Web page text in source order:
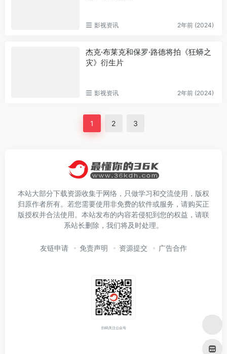
影视资讯 2年前 (2024)
杰克·布莱克和保罗·路德将拍《狂蟒之
灾》衍生片
影视资讯 2年前 (2024)
1 2 3
本站大部分下载资源收集于网络，只做学习和交流使用，版权
归原作者所有。若您需要使用非免费的软件或服务，请购买正
版授权并合法使用。本站发布的内容若侵犯到您的权益，请联
系站长删除，我们将及时处理。
友链申请 免责声明 资源提交 广告合作
扫码关注公众号